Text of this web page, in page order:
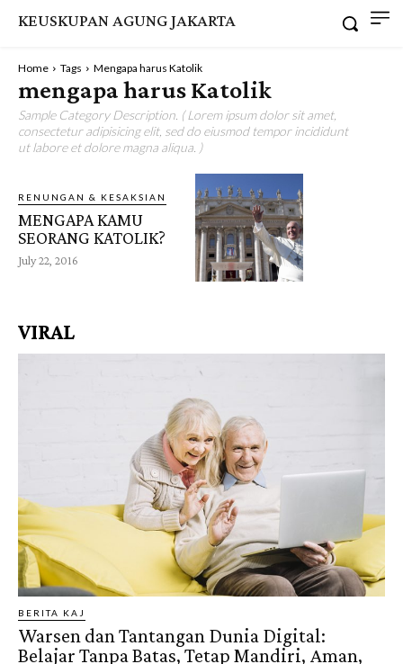
KEUSKUPAN AGUNG JAKARTA
Home Tags Mengapa harus Katolik
mengapa harus Katolik
Sample Category Description. ( Lorem ipsum dolor sit amet,
consectetur adipisicing elit, sed do eiusmod tempor incididunt
ut labore et dolore magna aliqua. )
RENUNGAN & KESAKSIAN
MENGAPA KAMU
SEORANG KATOLIK?
July 22, 2016
VIRAL
BERITA KAJ
Warsen dan Tantangan Dunia Digital:
Belajar Tanpa Batas, Tetap Mandiri, Aman,